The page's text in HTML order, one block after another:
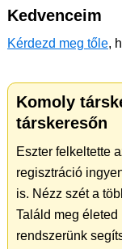
Kedvenceim
Kérdezd meg tőle,
Komoly
társkeresőn
Eszter felkeltette
regisztráció
is. Nézz szét a
Találd meg
rendszerünk